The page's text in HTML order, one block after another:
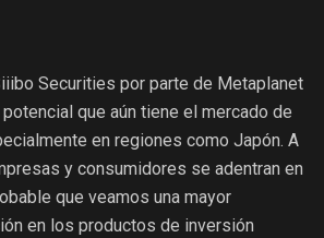
Securities por parte de Metaplanet
que aún tiene el mercado de
en regiones como Japón. A
y consumidores se adentran en
que veamos una mayor
en los productos de inversión